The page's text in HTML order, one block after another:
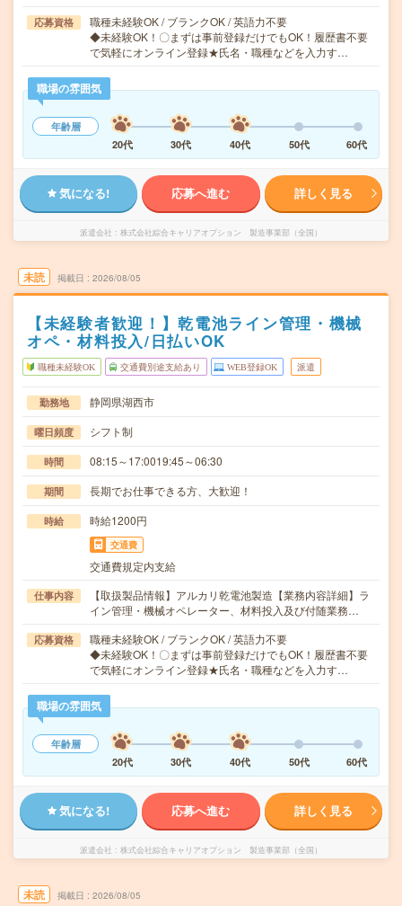
応募資格
職種未経験OK / ブランクOK / 英語力不要
◆未経験OK！〇まずは事前登録だけでもOK！履歴書不要
で気軽にオンライン登録★氏名・職種などを入力す…
職場の雰囲気
年齢層
20代
30代 40代 50代 60代
気になる! 応募へ進む 詳しく見る
派遣会社 株式会社綜合キャリアオプション 製造事業部（全国）
未読 掲載日 2026/08/05
【未経験者歓迎！】乾電池ライン管理・機械
オペ・材料投入/日払いOK
職種未経験OK 交通費別途支給あり WEB登録OK 派遣
勤務地 静岡県湖西市
曜日頻度 シフト制
時間 08:15～17:0019:45～06:30
期間 長期でお仕事できる方、大歓迎！
時給 時給1200円
交通費
交通費規定内支給
仕事内容
【取扱製品情報】アルカリ乾電池製造【業務内容詳細】ラ
イン管理・機械オペレーター、材料投入及び付随業務…
応募資格
職種未経験OK / ブランクOK / 英語力不要
◆未経験OK！〇まずは事前登録だけでもOK！履歴書不要
で気軽にオンライン登録★氏名・職種などを入力す…
職場の雰囲気
年齢層
20代
30代 40代 50代 60代
気になる! 応募へ進む 詳しく見る
派遣会社 株式会社綜合キャリアオプション 製造事業部（全国）
未読 掲載日 2026/08/05